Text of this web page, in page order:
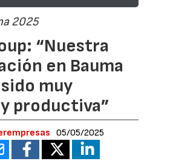
2025
“Nuestra
en Bauma
muy
productiva”
05/05/2025